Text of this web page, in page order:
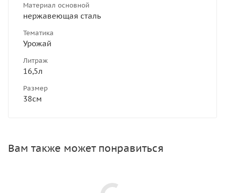
Материал основной
нержавеющая сталь
Тематика
Урожай
Литраж
16,5л
Размер
38см
Вам также может понравиться